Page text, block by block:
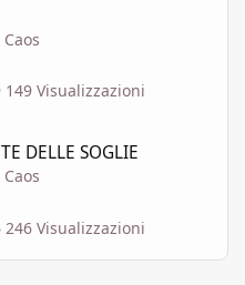
149 Visualizzazioni
DELLE SOGLIE
246 Visualizzazioni